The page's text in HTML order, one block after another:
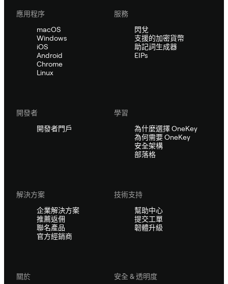
應用程序
macOS
Windows
iOS
Android
Chrome
Linux
服務
閃兌
支援的加密貨幣
助記詞生成器
EIPs
開發者
開發者門戶
學習
為什麼選擇 OneKey
為何需要 OneKey
安全架構
部落格
解決方案
企業解決方案
推薦返佣
聯名產品
官方經銷商
技術支持
幫助中心
提交工單
韌體升級
關於
安全 & 透明度